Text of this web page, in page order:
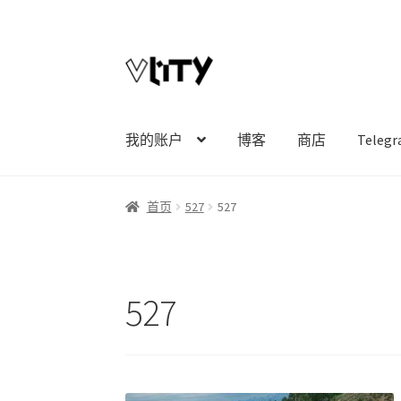
to
navigation
to
content
我的账户 博客 商店
首页 527 527
527